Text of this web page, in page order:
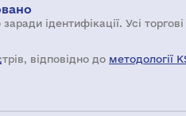
ідентифікації. Усі
відповідно до методології